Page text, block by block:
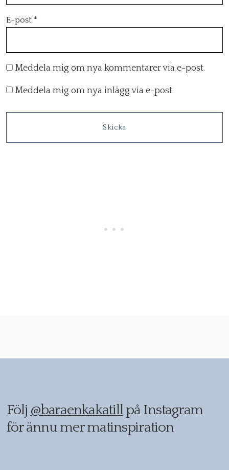
E-post *
Meddela mig om nya kommentarer via e-post.
Meddela mig om nya inlägg via e-post.
Följ @baraenkakatillpå Instagram
för ännu mer matinspiration